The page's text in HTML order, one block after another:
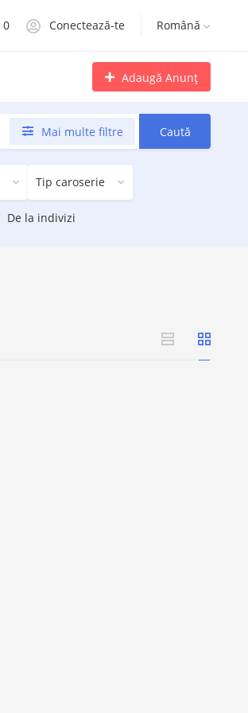
0 Conectează-te Română
Adaugă Anunț
Mai multe filtre Caută
Tip caroserie
De la indivizi